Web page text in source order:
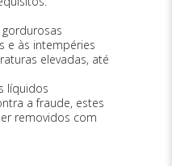
e às intempéries
elevadas, até
líquidos
a fraude, estes
removidos com